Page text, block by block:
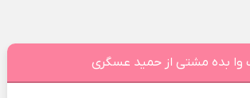
وا بده مشتی از حمید عسگری